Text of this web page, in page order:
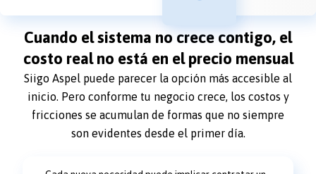
Cuando el sistema no crece contigo, el
costo real no está en el precio mensual
Siigo Aspel puede parecer la opción más accesible al
inicio. Pero conforme tu negocio crece, los costos y
fricciones se acumulan de formas que no siempre
son evidentes desde el primer día.